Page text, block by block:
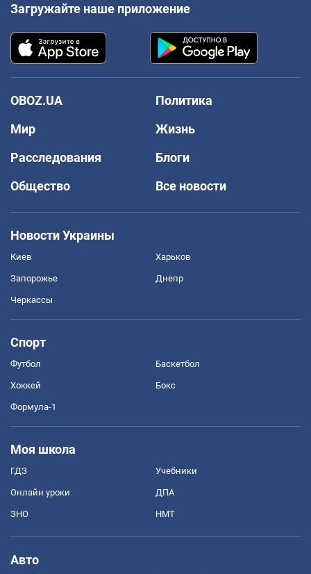
Загружайте наше приложение
OBOZ.UA
Политика
Мир
Жизнь
Расследования
Блоги
Общество
Все новости
Новости Украины
Киев Харьков
Запорожье Днепр
Черкассы
Спорт
Футбол Баскетбол
Хоккей Бокс
Формула-1
Моя школа
ГДЗ Учебники
Онлайн уроки ДПА
ЗНО НМТ
Авто